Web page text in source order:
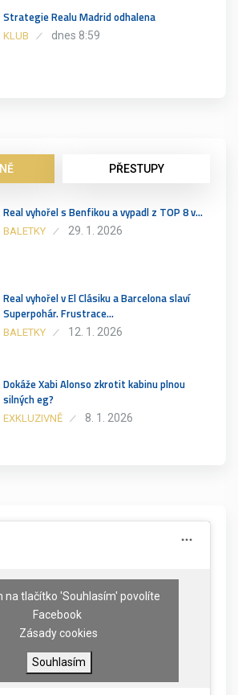
Strategie Realu Madrid odhalena
KLUB dnes 8:59
PŘESTUPY
Real vyhořel s Benfikou a vypadl z TOP 8 v…
BALETKY 29. 1. 2026
Real vyhořel v El Clásiku a Barcelona slaví
Superpohár. Frustrace…
BALETKY 12. 1. 2026
Dokáže Xabi Alonso zkrotit kabinu plnou
silných eg?
EXKLUZIVNĚ 8. 1. 2026
na tlačítko 'Souhlasím' povolíte
Facebook
Zásady cookies
Souhlasím